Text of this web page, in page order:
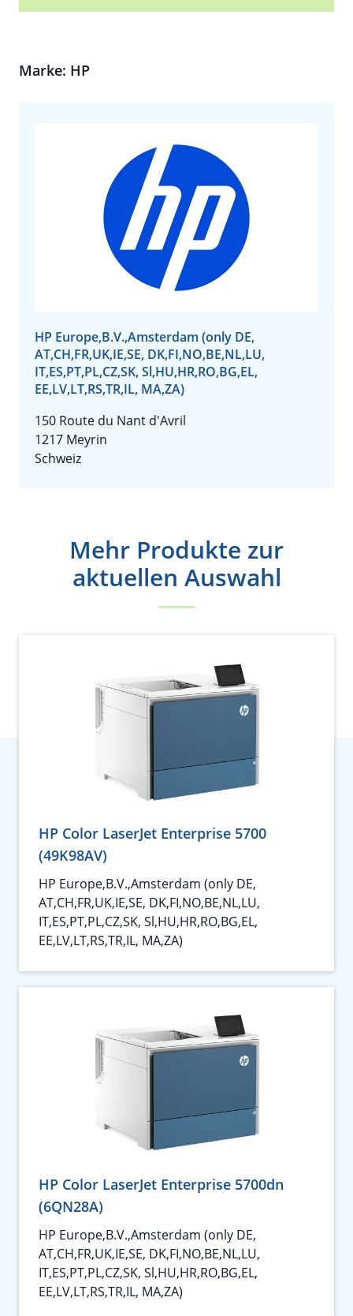
Marke: HP
HP Europe,B.V.,Amsterdam (only DE,
AT,CH,FR,UK,IE,SE, DK,FI,NO,BE,NL,LU,
IT,ES,PT,PL,CZ,SK, Sl,HU,HR,RO,BG,EL,
EE,LV,LT,RS,TR,IL, MA,ZA)
150 Route du Nant d'Avril
1217 Meyrin
Schweiz
Mehr Produkte zur
aktuellen Auswahl
HP Color LaserJet Enterprise 5700
(49K98AV)
HP Europe,B.V.,Amsterdam (only DE,
AT,CH,FR,UK,IE,SE, DK,FI,NO,BE,NL,LU,
IT,ES,PT,PL,CZ,SK, Sl,HU,HR,RO,BG,EL,
EE,LV,LT,RS,TR,IL, MA,ZA)
HP Color LaserJet Enterprise 5700dn
(6QN28A)
HP Europe,B.V.,Amsterdam (only DE,
AT,CH,FR,UK,IE,SE, DK,FI,NO,BE,NL,LU,
IT,ES,PT,PL,CZ,SK, Sl,HU,HR,RO,BG,EL,
EE,LV,LT,RS,TR,IL, MA,ZA)